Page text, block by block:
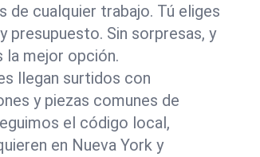
cualquier trabajo. Tú eliges
presupuesto. Sin sorpresas, y
la mejor opción.
llegan surtidos con
y piezas comunes de
el código local,
en Nueva York y